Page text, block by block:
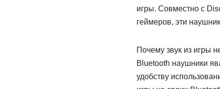
игры. Совместно с
геймеров, эти
Почему звук из игры
Bluetooth наушники
удобству